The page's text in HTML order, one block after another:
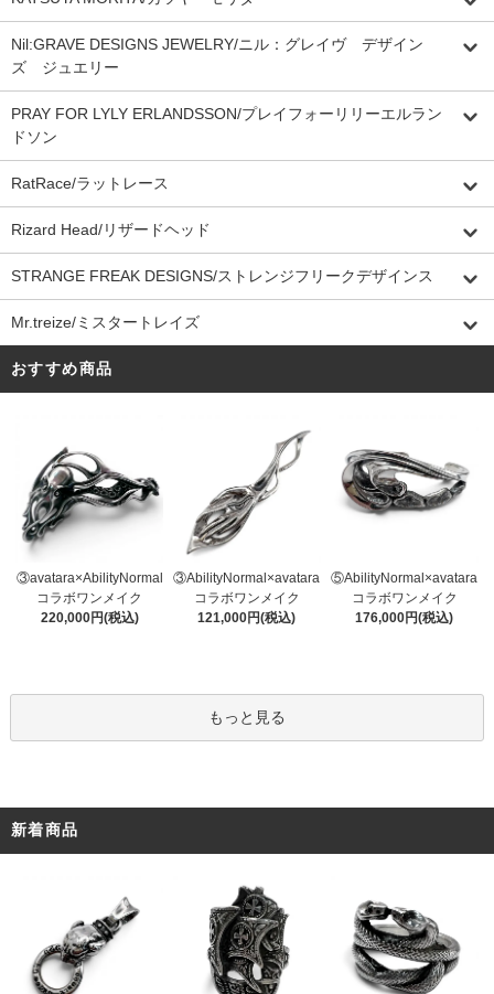
Nil:GRAVE DESIGNS JEWELRY/ニル：グレイヴ デザイン
ズ ジュエリー
PRAY FOR LYLY ERLANDSSON/プレイフォーリリーエルラン
ドソン
RatRace/ラットレース
Rizard Head/リザードヘッド
STRANGE FREAK DESIGNS/ストレンジフリークデザインス
Mr.treize/ミスタートレイズ
おすすめ商品
③avatara×AbilityNormal
コラボワンメイク
220,000円(税込)
③AbilityNormal×avatara
コラボワンメイク
121,000円(税込)
⑤AbilityNormal×avatara
コラボワンメイク
176,000円(税込)
もっと見る
新着商品